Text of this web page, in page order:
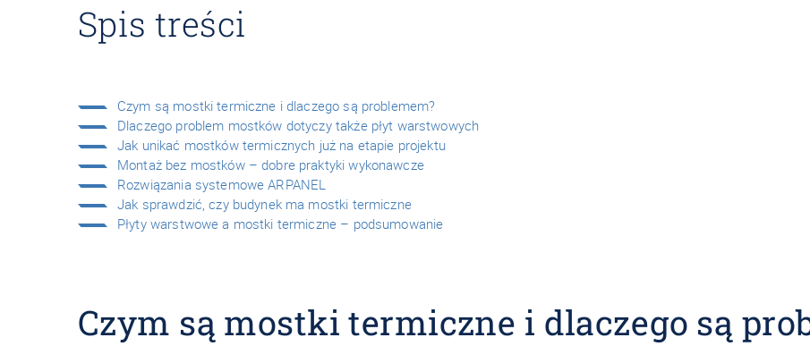
Spis treści
Czym są mostki termiczne i dlaczego są problemem?
Dlaczego problem mostków dotyczy także płyt warstwowych
Jak unikać mostków termicznych już na etapie projektu
Montaż bez mostków – dobre praktyki wykonawcze
Rozwiązania systemowe ARPANEL
Jak sprawdzić, czy budynek ma mostki termiczne
Płyty warstwowe a mostki termiczne – podsumowanie
Czym są mostki termiczne i dlaczego są